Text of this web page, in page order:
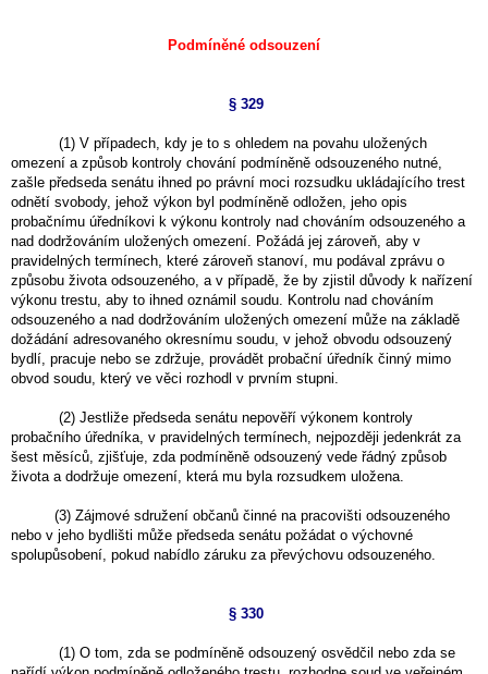
Podmíněné odsouzení
§ 329
(1) V případech, kdy je to s ohledem na povahu uložených
omezení a způsob kontroly chování podmíněně odsouzeného nutné,
zašle předseda senátu ihned po právní moci rozsudku ukládajícího trest
odnětí svobody, jehož výkon byl podmíněně odložen, jeho opis
probačnímu úředníkovi k výkonu kontroly nad chováním odsouzeného a
nad dodržováním uložených omezení. Požádá jej zároveň, aby v
pravidelných termínech, které zároveň stanoví, mu podával zprávu o
způsobu života odsouzeného, a v případě, že by zjistil důvody k nařízení
výkonu trestu, aby to ihned oznámil soudu. Kontrolu nad chováním
odsouzeného a nad dodržováním uložených omezení může na základě
dožádání adresovaného okresnímu soudu, v jehož obvodu odsouzený
bydlí, pracuje nebo se zdržuje, provádět probační úředník činný mimo
obvod soudu, který ve věci rozhodl v prvním stupni.
(2) Jestliže předseda senátu nepověří výkonem kontroly
probačního úředníka, v pravidelných termínech, nejpozději jedenkrát za
šest měsíců, zjišťuje, zda podmíněně odsouzený vede řádný způsob
života a dodržuje omezení, která mu byla rozsudkem uložena.
(3) Zájmové sdružení občanů činné na pracovišti odsouzeného
nebo v jeho bydlišti může předseda senátu požádat o výchovné
spolupůsobení, pokud nabídlo záruku za převýchovu odsouzeného.
§ 330
(1) O tom, zda se podmíněně odsouzený osvědčil nebo zda se